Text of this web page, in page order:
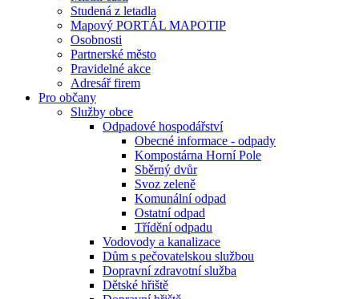
Studená z letadla
Mapový PORTÁL MAPOTIP
Osobnosti
Partnerské město
Pravidelné akce
Adresář firem
Pro občany
Služby obce
Odpadové hospodářství
Obecné informace - odpady
Kompostárna Horní Pole
Sběrný dvůr
Svoz zeleně
Komunální odpad
Ostatní odpad
Třídění odpadu
Vodovody a kanalizace
Dům s pečovatelskou službou
Dopravní zdravotní služba
Dětské hřiště